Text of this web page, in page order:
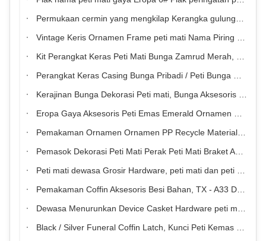
Permukaan cermin yang mengkilap Kerangka gulungan bergelombang Oval Plastik peti mati Nama Plak Fitting peti mati
Vintage Keris Ornamen Frame peti mati Nama Piring Peti mati Aksesoris Perlengkapan pemakaman Perlengkapan dekoratif
Kit Perangkat Keras Peti Mati Bunga Zamrud Merah, Ornamen Peti Mati TX - Bunga 10#
Perangkat Keras Casing Bunga Pribadi / Peti Bunga Ornamen Bahan PP
Kerajinan Bunga Dekorasi Peti mati, Bunga Aksesoris Pemakaman OEM
Eropa Gaya Aksesoris Peti Emas Emerald Ornamen Peti Bunga
Pemakaman Ornamen Ornamen PP Recycle Material, RIP Casket Grosir Hardware
Pemasok Dekorasi Peti Mati Perak Peti Mati Braket Aksesoris
Peti mati dewasa Grosir Hardware, peti mati dan peti mati Aksesoris Screw 5 #
Pemakaman Coffin Aksesoris Besi Bahan, TX - A33 Dewasa Peti mati Aksesoris
Dewasa Menurunkan Device Casket Hardware peti mati komponen Stainless Steel
Black / Silver Funeral Coffin Latch, Kunci Peti Kemas Besi yang Disesuaikan